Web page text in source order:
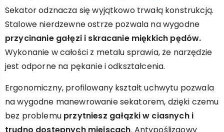
Sekator odznacza się wyjątkowo trwałą konstrukcją.
Stalowe nierdzewne ostrze pozwala na wygodne
przycinanie gałęzi i skracanie miękkich pędów.
Wykonanie w całości z metalu sprawia, że narzędzie
jest odporne na pękanie i odkształcenia.
Ergonomiczny, profilowany kształt uchwytu pozwala
na wygodne manewrowanie sekatorem, dzięki czemu
bez problemu przytniesz gałązki w ciasnych i